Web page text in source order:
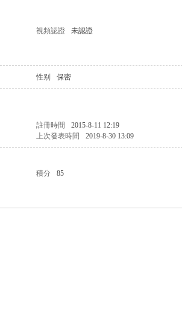
視頻認證 未認證
性别 保密
註冊時間 2015-8-11 12:19
上次發表時間 2019-8-30 13:09
積分 85